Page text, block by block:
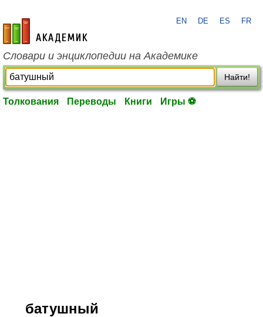
academic.ru
EN DE ES FR
Словари и энциклопедии на Академике
Найти!
Толкования Переводы Книги Игры ⚽
батушный